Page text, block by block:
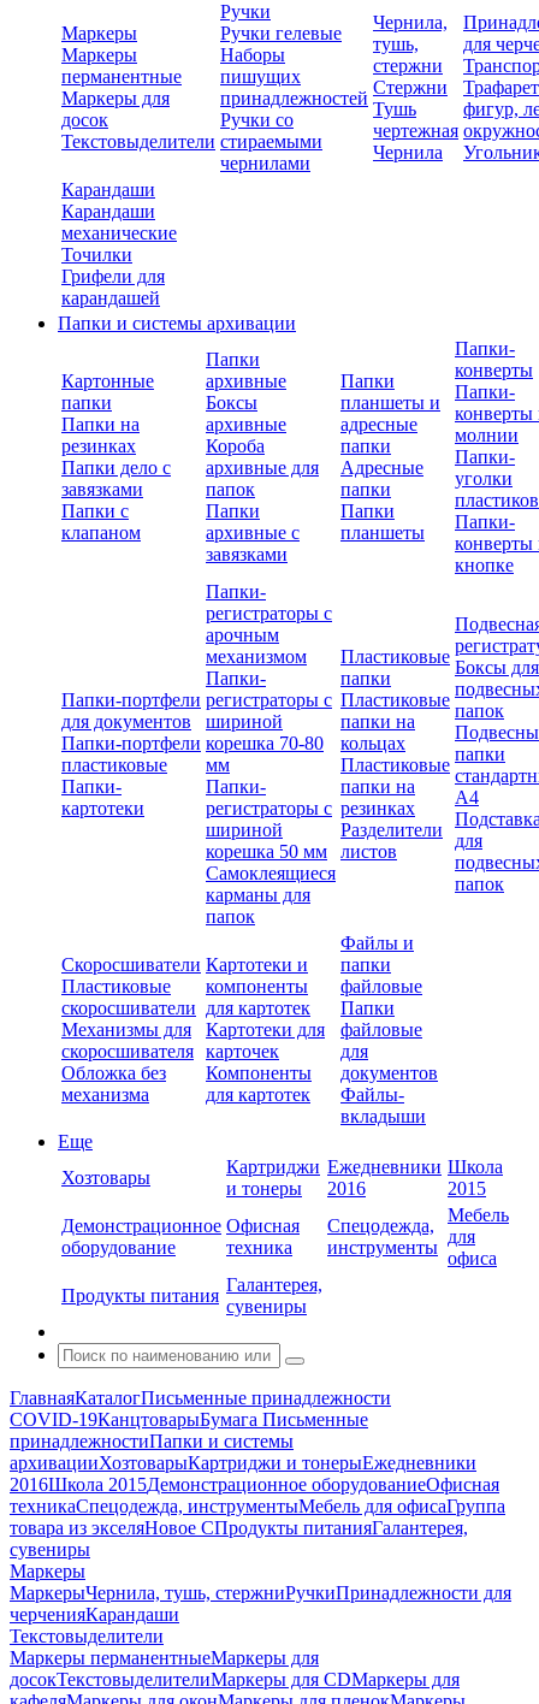
Маркеры
Маркеры
перманентные
Маркеры для
досок
Текстовыделители
Ручки
Ручки гелевые
Наборы
пишущих
принадлежностей
Ручки со
стираемыми
чернилами
Чернила,
тушь,
стержни
Стержни
Тушь
чертежная
Чернила
для
фигур,
Карандаши
Карандаши
механические
Точилки
Грифели для
карандашей
Папки и системы архивации
Картонные
папки
Папки на
резинках
Папки дело с
завязками
Папки с
клапаном
Папки
архивные
Боксы
архивные
Короба
архивные для
папок
Папки
архивные с
завязками
Папки
планшеты и
адресные
папки
Адресные
папки
Папки
планшеты
Папки-
конверты
Папки-
конверты
молнии
Папки-
уголки
Папки-
конверты
кнопке
Папки-портфели
для документов
Папки-портфели
пластиковые
Папки-
картотеки
Папки-
регистраторы с
арочным
механизмом
Папки-
регистраторы с
шириной
корешка 70-80
мм
Папки-
регистраторы с
шириной
корешка 50 мм
Самоклеящиеся
карманы для
папок
Пластиковые
папки
Пластиковые
папки на
кольцах
Пластиковые
папки на
резинках
Разделители
листов
Боксы для
папок
папки
А4
для
папок
Скоросшиватели
Пластиковые
скоросшиватели
Механизмы для
скоросшивателя
Обложка без
механизма
Картотеки и
компоненты
для картотек
Картотеки для
карточек
Компоненты
для картотек
Файлы и
папки
файловые
Папки
файловые
для
документов
Файлы-
вкладыши
Еще
Хозтовары
Картриджи
и тонеры
Ежедневники
2016
Школа
2015
Демонстрационное
оборудование
Офисная
техника
Спецодежда,
инструменты
Мебель
для
офиса
Продукты питания
Галантерея,
сувениры
ГлавнаяКаталогПисьменные принадлежности
COVID-19КанцтоварыБумага Письменные
принадлежностиПапки и системы
архивацииХозтоварыКартриджи и тонерыЕжедневники
2016Школа 2015Демонстрационное оборудованиеОфисная
техникаСпецодежда, инструментыМебель для офисаГруппа
товара из экселяНовое СПродукты питанияГалантерея,
сувениры
Маркеры
МаркерыЧернила, тушь, стержниРучкиПринадлежности для
черченияКарандаши
Текстовыделители
Маркеры перманентныеМаркеры для
досокТекстовыделителиМаркеры для CDМаркеры для